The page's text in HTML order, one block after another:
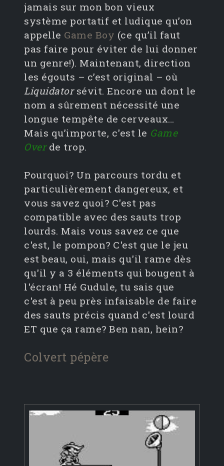
jamais sur mon bon vieux
système portatif et ludique qu’on
appelle Game Boy (ce qu’il faut
pas faire pour éviter de lui donner
un genre!). Maintenant, direction
les égouts – c’est original – où
Liquidatorsévit. Encore un dont le
nom a sûrement nécessité une
longue tempête de cerveaux…
Mais qu’importe, c'est le Game
Overde trop.
Pourquoi? Un parcours tordu et
particulièrement dangereux, et
vous savez quoi? C'est pas
compatible avec des sauts trop
lourds. Mais vous savez ce que
c'est, le pompon? C'est que le jeu
est beau, oui, mais qu'il rame dès
qu'il y a 3 éléments qui bougent à
l'écran! Hé Gudule, tu sais que
c'est à peu près infaisable de faire
des sauts précis quand c'est lourd
ET que ça rame? Ben nan, hein?
Colvert pépère